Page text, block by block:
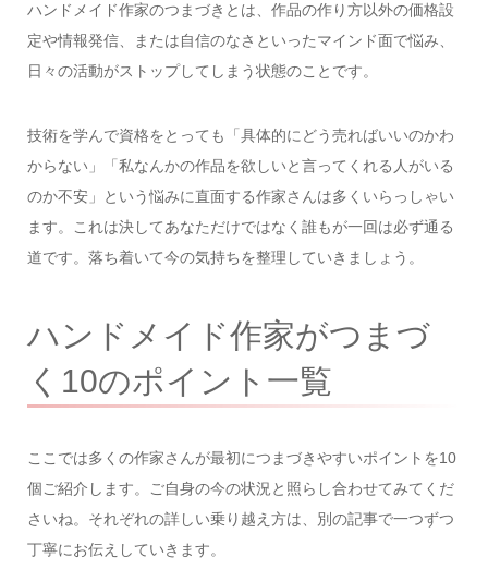
ハンドメイド作家のつまづきとは、作品の作り方以外の価格設
定や情報発信、または自信のなさといったマインド面で悩み、
日々の活動がストップしてしまう状態のことです。
技術を学んで資格をとっても「具体的にどう売ればいいのかわ
からない」「私なんかの作品を欲しいと言ってくれる人がいる
のか不安」という悩みに直面する作家さんは多くいらっしゃい
ます。これは決してあなただけではなく誰もが一回は必ず通る
道です。落ち着いて今の気持ちを整理していきましょう。
ハンドメイド作家がつまづ
く10のポイント一覧
ここでは多くの作家さんが最初につまづきやすいポイントを10
個ご紹介します。ご自身の今の状況と照らし合わせてみてくだ
さいね。それぞれの詳しい乗り越え方は、別の記事で一つずつ
丁寧にお伝えしていきます。